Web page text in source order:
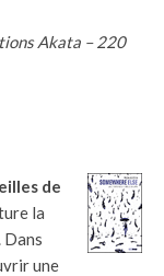
Akata – 220
de
la
une